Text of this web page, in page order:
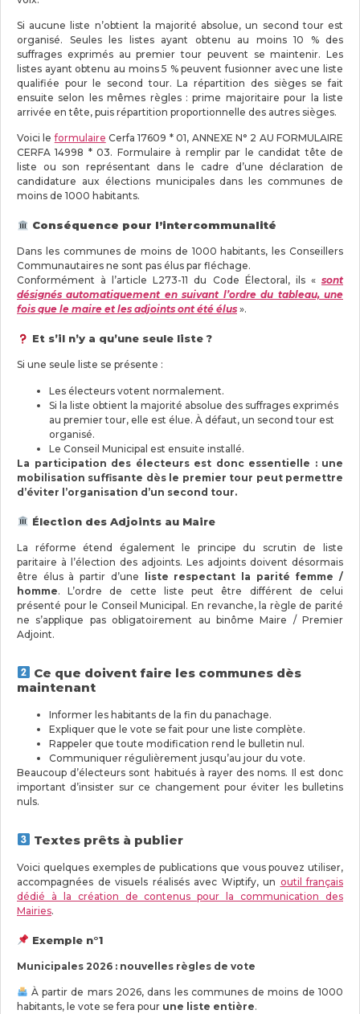
Si aucune liste n’obtient la majorité absolue, un second tour est
organisé. Seules les listes ayant obtenu au moins 10 % des
suffrages exprimés au premier tour peuvent se maintenir. Les
listes ayant obtenu au moins 5 % peuvent fusionner avec une liste
qualifiée pour le second tour. La répartition des sièges se fait
ensuite selon les mêmes règles : prime majoritaire pour la liste
arrivée en tête, puis répartition proportionnelle des autres sièges.
Voici leformulaire Cerfa 17609 * 01, ANNEXE N° 2 AU FORMULAIRE
CERFA 14998 * 03. Formulaire à remplir par le candidat tête de
liste ou son représentant dans le cadre d’une déclaration de
candidature aux élections municipales dans les communes de
moins de 1000 habitants.
Conséquence pour l’intercommunalité
Dans les communes de moins de 1000 habitants, les Conseillers
Communautaires ne sont pas élus par fléchage.
Conformément à l’article L273-11 du Code Électoral, ils « sont
désignés automatiquement en suivant l’ordre du tableau, une
fois que le maire et les adjoints ont été élus ».
Et s’il n’y a qu’une seule liste ?
Si une seule liste se présente :
Les électeurs votent normalement.
Si la liste obtient la majorité absolue des suffrages exprimés
au premier tour, elle est élue. À défaut, un second tour est
organisé.
Le Conseil Municipal est ensuite installé.
La participation des électeurs est donc essentielle : une
mobilisation suffisante dès le premier tour peut permettre
d’éviter l’organisation d’un second tour.
Élection des Adjoints au Maire
La réforme étend également le principe du scrutin de liste
paritaire à l’élection des adjoints. Les adjoints doivent désormais
être élus à partir d’une liste respectant la parité femme /
homme. L’ordre de cette liste peut être différent de celui
présenté pour le Conseil Municipal. En revanche, la règle de parité
ne s’applique pas obligatoirement au binôme Maire / Premier
Adjoint.
Ce que doivent faire les communes dès
maintenant
Informer les habitants de la fin du panachage.
Expliquer que le vote se fait pour une liste complète.
Rappeler que toute modification rend le bulletin nul.
Communiquer régulièrement jusqu’au jour du vote.
Beaucoup d’électeurs sont habitués à rayer des noms. Il est donc
important d’insister sur ce changement pour éviter les bulletins
nuls.
Textes prêts à publier
Voici quelques exemples de publications que vous pouvez utiliser,
accompagnées de visuels réalisés avec Wiptify, un outil français
dédié à la création de contenus pour la communication des
Mairies.
Exemple n°1
Municipales 2026 : nouvelles règles de vote
À partir de mars 2026, dans les communes de moins de 1000
habitants, le vote se fera pour une liste entière.